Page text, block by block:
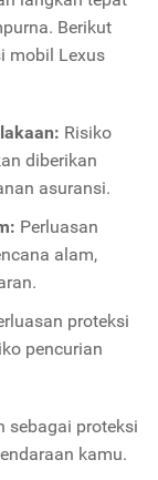
Berikut
mobil Lexus
Risiko
diberikan
asuransi.
Perluasan
alam,
proteksi
pencurian
sebagai proteksi
kamu.